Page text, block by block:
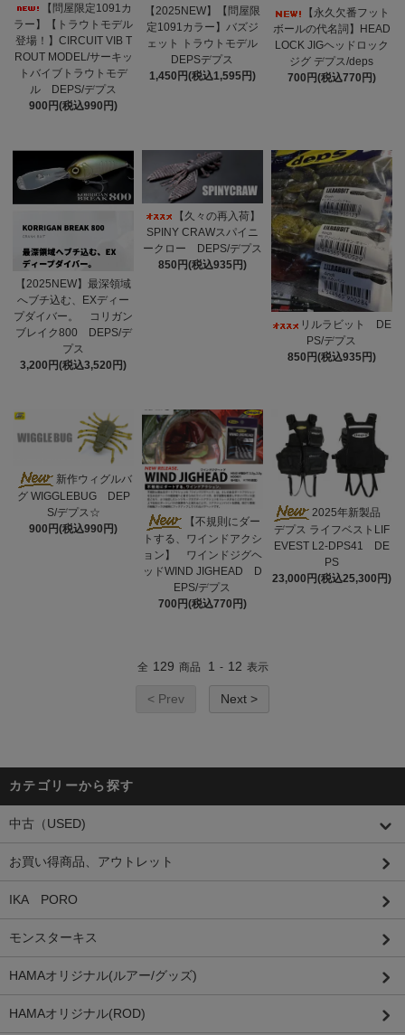
【問屋限定1091カ
ラー】【トラウトモデル
登場！】CIRCUIT VIB T
ROUT MODEL/サーキッ
トバイブトラウトモデ
ル DEPS/デプス
900円(税込990円)
【2025NEW】【問屋限
定1091カラー】バズジ
ェット トラウトモデル
DEPSデプス
1,450円(税込1,595円)
【永久欠番フット
ボールの代名詞】HEAD
LOCK JIGヘッドロック
ジグ デプス/deps
700円(税込770円)
【2025NEW】最深領域
へブチ込む、EXディー
プダイバー。 コリガン
ブレイク800 DEPS/デ
プス
3,200円(税込3,520円)
【久々の再入荷】
SPINY CRAWスパイニ
ークロー DEPS/デプス
850円(税込935円)
リルラビット DE
PS/デプス
850円(税込935円)
新作ウィグルバ
グ WIGGLEBUG DEP
S/デプス☆
900円(税込990円)
【不規則にダー
トする、ワインドアクシ
ョン】 ワインドジグヘ
ッドWIND JIGHEAD D
EPS/デプス
700円(税込770円)
2025年新製品
デプス ライフベストLIF
EVEST L2-DPS41 DE
PS
23,000円(税込25,300円)
全 129 商品 1 - 12 表示
< Prev Next >
カテゴリーから探す
中古（USED)
お買い得商品、アウトレット
IKA PORO
モンスターキス
HAMAオリジナル(ルアー/グッズ)
HAMAオリジナル(ROD)